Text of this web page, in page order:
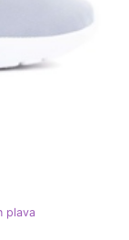
plava